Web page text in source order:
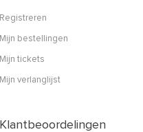
Registreren
Mijn bestellingen
Mijn tickets
Mijn verlanglijst
Klantbeoordelingen